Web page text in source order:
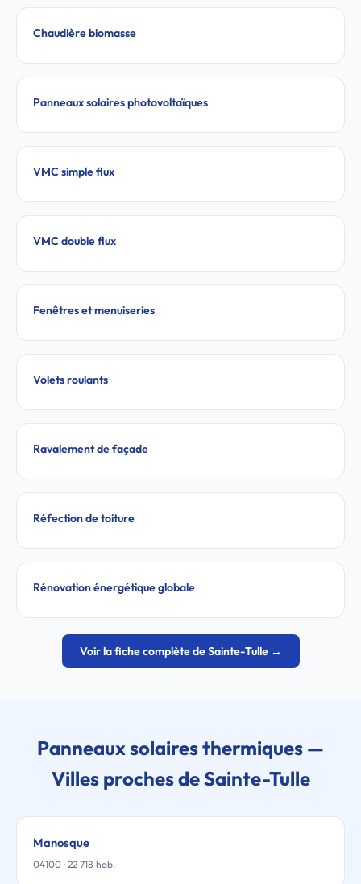
Chaudière biomasse
Panneaux solaires photovoltaïques
VMC simple flux
VMC double flux
Fenêtres et menuiseries
Volets roulants
Ravalement de façade
Réfection de toiture
Rénovation énergétique globale
Voir la fiche complète de Sainte-Tulle →
Panneaux solaires thermiques —
Villes proches de Sainte-Tulle
Manosque
04100 · 22 718 hab.